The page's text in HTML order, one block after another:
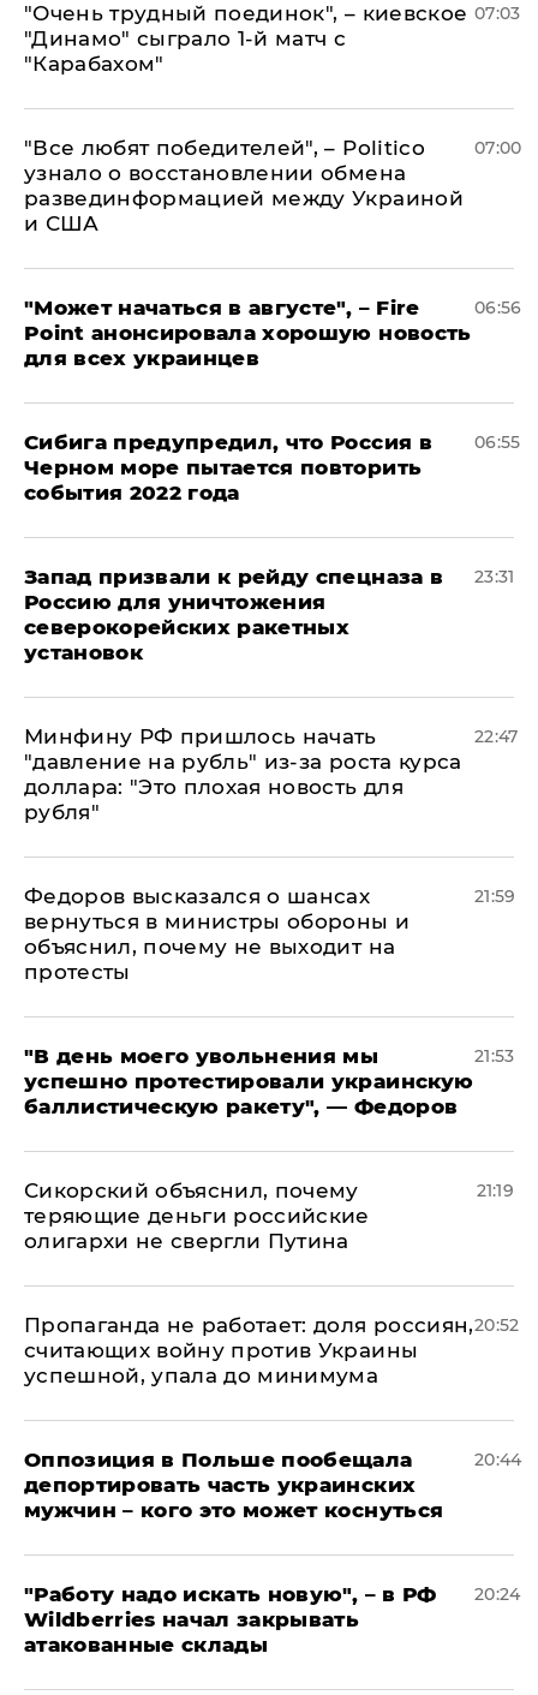
"Очень трудный поединок", – киевское
"Динамо" сыграло 1-й матч с
"Карабахом"
07:03
​"Все любят победителей", – Politico
узнало о восстановлении обмена
развединформацией между Украиной
и США
07:00
"Может начаться в августе", – Fire
Point анонсировала хорошую новость
для всех украинцев
06:56
Сибига предупредил, что Россия в
Черном море пытается повторить
события 2022 года
06:55
Запад призвали к рейду спецназа в
Россию для уничтожения
северокорейских ракетных
установок
23:31
Минфину РФ пришлось начать
"давление на рубль" из-за роста курса
доллара: "Это плохая новость для
рубля"
22:47
Федоров высказался о шансах
вернуться в министры обороны и
объяснил, почему не выходит на
протесты
21:59
​"В день моего увольнения мы
успешно протестировали украинскую
баллистическую ракету", — Федоров
21:53
Сикорский объяснил, почему
теряющие деньги российские
олигархи не свергли Путина
21:19
​Пропаганда не работает: доля россиян,
считающих войну против Украины
успешной, упала до минимума
20:52
Оппозиция в Польше пообещала
депортировать часть украинских
мужчин – кого это может коснуться
20:44
"Работу надо искать новую", – в РФ
Wildberries начал закрывать
атакованные склады
20:24